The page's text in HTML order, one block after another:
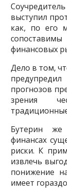
выступил
как, по его
финансовых
Дело в том,
прогнозов
зрения
Бутерин
финансах
риски. К
извлечь
понижение
имеет